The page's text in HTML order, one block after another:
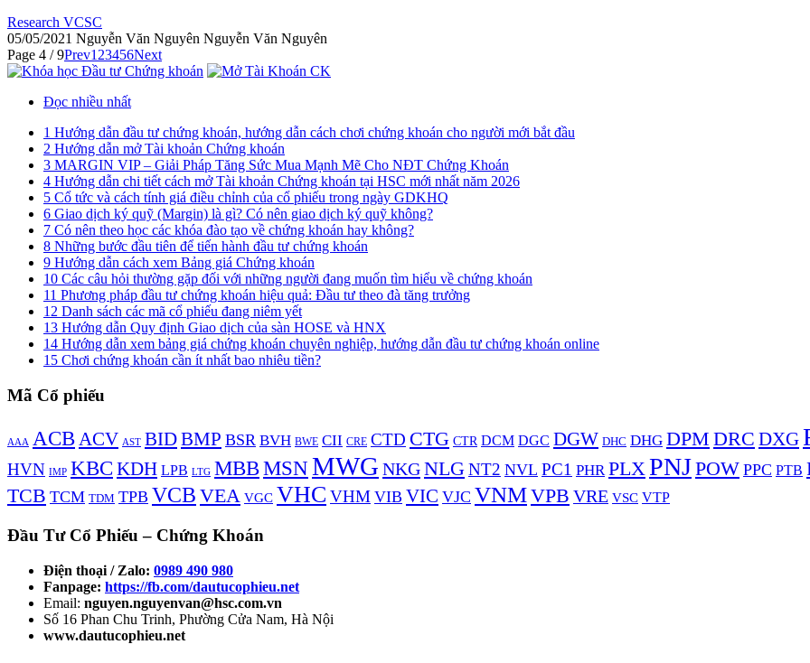
Research VCSC
05/05/2021 Nguyễn Văn Nguyên Nguyễn Văn Nguyên
Page 4 / 9Prev1 23456Next
Đọc nhiều nhất
1 Hướng dẫn đầu tư chứng khoán, hướng dẫn cách chơi chứng khoán cho người mới bắt đầu
2 Hướng dẫn mở Tài khoản Chứng khoán
3 MARGIN VIP – Giải Pháp Tăng Sức Mua Mạnh Mẽ Cho NĐT Chứng Khoán
4 Hướng dẫn chi tiết cách mở Tài khoản Chứng khoán tại HSC mới nhất năm 2026
5 Cổ tức và cách tính giá điều chỉnh của cổ phiếu trong ngày GDKHQ
6 Giao dịch ký quỹ (Margin) là gì? Có nên giao dịch ký quỹ không?
7 Có nên theo học các khóa đào tạo về chứng khoán hay không?
8 Những bước đầu tiên để tiến hành đầu tư chứng khoán
9 Hướng dẫn cách xem Bảng giá Chứng khoán
10 Các câu hỏi thường gặp đối với những người đang muốn tìm hiểu về chứng khoán
11 Phương pháp đầu tư chứng khoán hiệu quả: Đầu tư theo đà tăng trưởng
12 Danh sách các mã cổ phiếu đang niêm yết
13 Hướng dẫn Quy định Giao dịch của sàn HOSE và HNX
14 Hướng dẫn xem bảng giá chứng khoán chuyên nghiệp, hướng dẫn đầu tư chứng khoán online
15 Chơi chứng khoán cần ít nhất bao nhiêu tiền?
Mã Cổ phiếu
AAA ACBACV AST BIDBMP BSR BVH BWE CII CRE CTD CTG CTR DCM DGC DGW DHC DHG DPM DRC DXG
HVN IMP KBC KDH LPB LTG MBBMSNMWG NKGNLGNT2 NVL PC1 PHR PLXPNJPOW PPC PTB
TCB TCM TDM TPB VCB VEA VGC VHC VHM VIB VIC VJC VNMVPB VRE VSC VTP
Đầu Tư Cổ Phiếu – Chứng Khoán
Điện thoại / Zalo: 0989 490 980
Fanpage: https://fb.com/dautucophieu.net
Email: nguyen.nguyenvan@hsc.com.vn
Số 16 Phan Chu Trinh, Phường Cửa Nam, Hà Nội
www.dautucophieu.net